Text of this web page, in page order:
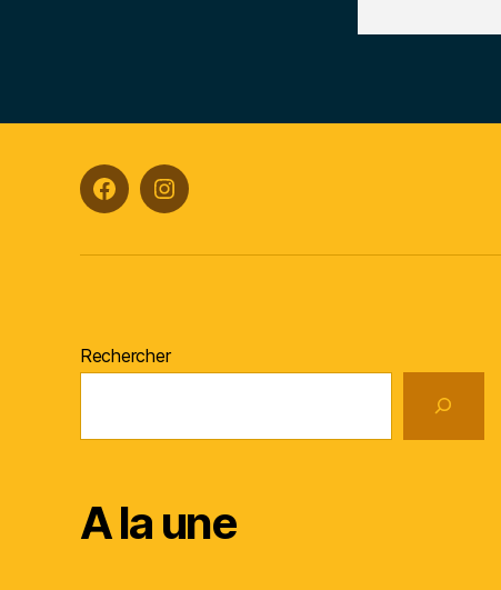
FacebookInstagram
Rechercher
A la une